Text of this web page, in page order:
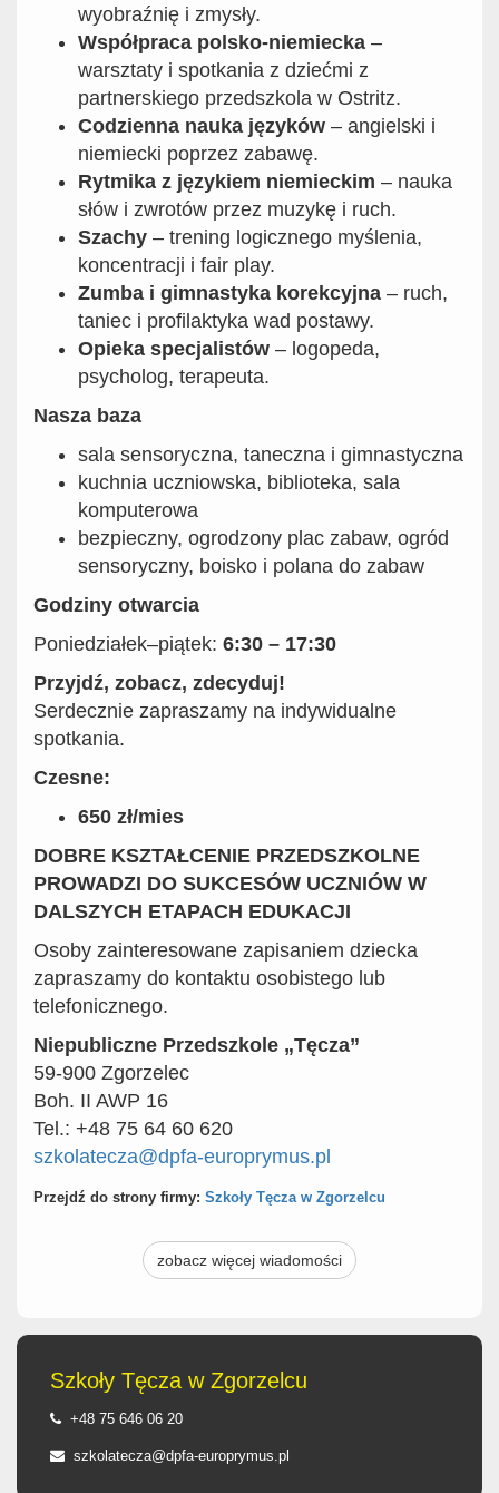
wyobraźnię i zmysły.
Współpraca polsko-niemiecka –
warsztaty i spotkania z dziećmi z
partnerskiego przedszkola w Ostritz.
Codzienna nauka języków – angielski i
niemiecki poprzez zabawę.
Rytmika z językiem niemieckim – nauka
słów i zwrotów przez muzykę i ruch.
Szachy – trening logicznego myślenia,
koncentracji i fair play.
Zumba i gimnastyka korekcyjna – ruch,
taniec i profilaktyka wad postawy.
Opieka specjalistów – logopeda,
psycholog, terapeuta.
Nasza baza
sala sensoryczna, taneczna i gimnastyczna
kuchnia uczniowska, biblioteka, sala
komputerowa
bezpieczny, ogrodzony plac zabaw, ogród
sensoryczny, boisko i polana do zabaw
Godziny otwarcia
Poniedziałek–piątek: 6:30 – 17:30
Przyjdź, zobacz, zdecyduj!
Serdecznie zapraszamy na indywidualne
spotkania.
Czesne:
650 zł/mies
DOBRE KSZTAŁCENIE PRZEDSZKOLNE
PROWADZI DO SUKCESÓW UCZNIÓW W
DALSZYCH ETAPACH EDUKACJI
Osoby zainteresowane zapisaniem dziecka
zapraszamy do kontaktu osobistego lub
telefonicznego.
Niepubliczne Przedszkole „Tęcza”
59-900 Zgorzelec
Boh. II AWP 16
Tel.: +48 75 64 60 620
szkolatecza@dpfa-europrymus.pl
Przejdź do strony firmy: Szkoły Tęcza w Zgorzelcu
zobacz więcej wiadomości
Szkoły Tęcza w Zgorzelcu
+48 75 646 06 20
szkolatecza@dpfa-europrymus.pl